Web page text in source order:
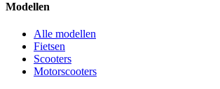
Modellen
Alle modellen
Fietsen
Scooters
Motorscooters